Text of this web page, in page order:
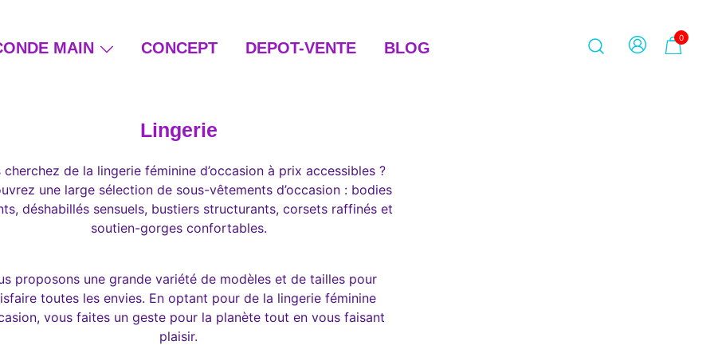
MAIN CONCEPT DEPOT-VENTE BLOG
0
Lingerie
cherchez de la lingerie féminine d’occasion à prix accessibles ?
une large sélection de sous-vêtements d’occasion : bodies
déshabillés sensuels, bustiers structurants, corsets raffinés et
soutien-gorges confortables.
proposons une grande variété de modèles et de tailles pour
toutes les envies. En optant pour de la lingerie féminine
vous faites un geste pour la planète tout en vous faisant
plaisir.